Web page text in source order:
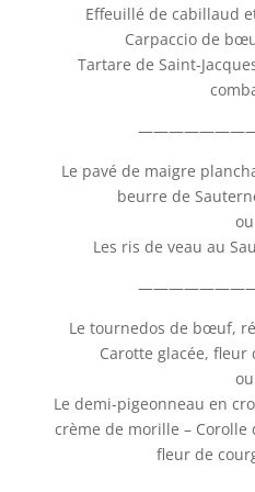
Effeuillé de cabillaud
Carpaccio de
Tartare de Saint-
Le pavé de maigre
beurre de
ou
Les ris de veau au
Le tournedos de bœuf,
Carotte glacée,
ou
Le demi-pigeonneau en
crème de morille –
fleur de